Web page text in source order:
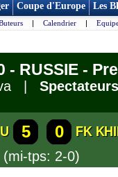
Coupe d'Europe Les
| Calendrier |
- RUSSIE -
|
5 0
FK
(mi-tps: 2-0)